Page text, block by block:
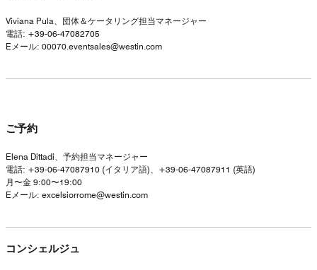
Viviana Pula、団体＆ケータリング担当マネージャー
電話: +39-06-47082705
Eメール: 00070.eventsales@westin.com
ご予約
Elena Dittadi、予約担当マネージャー
電話: +39-06-47087910 (イタリア語)、+39-06-47087911 (英語)
月〜金 9:00〜19:00
Eメール: excelsiorrome@westin.com
コンシェルジュ